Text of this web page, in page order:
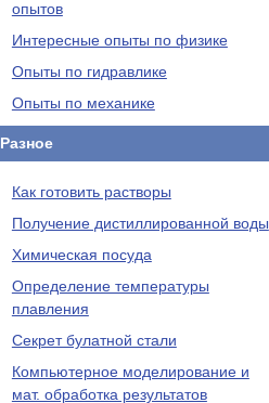
опытов
Интересные опыты по физике
Опыты по гидравлике
Опыты по механике
Разное
Как готовить растворы
Получение дистиллированной воды
Химическая посуда
Определение температуры
плавления
Секрет булатной стали
Компьютерное моделирование и
мат. обработка результатов